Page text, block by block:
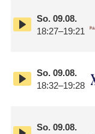
So.09.08.
18:27–19:21
So.09.08.
18:32–19:28
So.09.08.